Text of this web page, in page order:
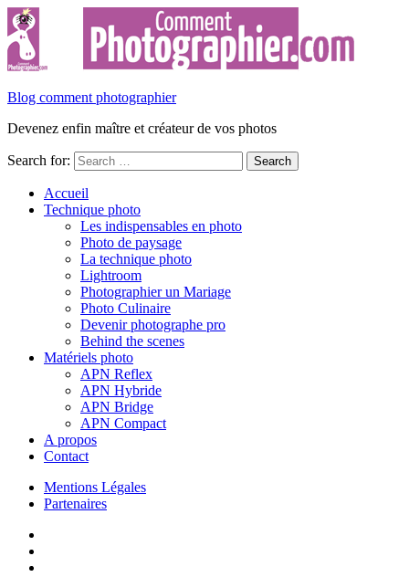
Blog comment photographier
Devenez enfin maître et créateur de vos photos
Search for:
Accueil
Technique photo
Les indispensables en photo
Photo de paysage
La technique photo
Lightroom
Photographier un Mariage
Photo Culinaire
Devenir photographe pro
Behind the scenes
Matériels photo
APN Reflex
APN Hybride
APN Bridge
APN Compact
A propos
Contact
Mentions Légales
Partenaires